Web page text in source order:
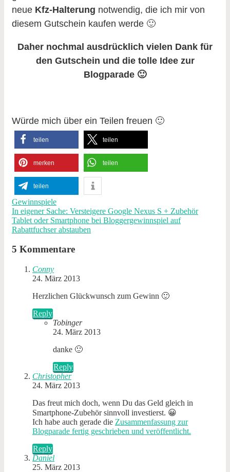
neue Kfz-Halterung notwendig, die ich mir von
diesem Gutschein kaufen werde 🙂
Daher nochmal ausdrücklich vielen Dank für
den Gutschein und die tolle Idee zur
Blogparade 🙂
Würde mich über ein Teilen freuen 🙂
teilen teilen
merken teilen
teilen
Gewinnspiele
In eigener Sache: Versteigere Google Nexus S + Zubehör
Tablet oder Smartphone bei Bloggergewinnspiel auf
Rabattfuchser abstauben
5 Kommentare
Conny
24. März 2013
Herzlichen Glückwunsch zum Gewinn 🙂
Reply
Tobinger
24. März 2013
danke 🙂
Reply
Christopher
24. März 2013
Das freut mich doch, wenn Du das Geld gleich in
Smartphone-Zubehör sinnvoll investierst. 😀
Ich habe auch gerade die Zusammenfassung zur
Blogparade fertig geschrieben und veröffentlicht.
Reply
Daniel
25. März 2013